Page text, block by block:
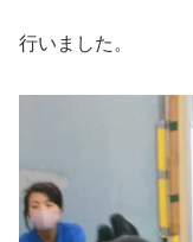
行いました。